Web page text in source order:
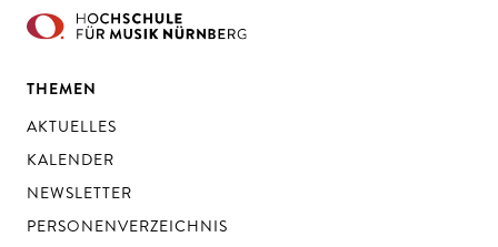
THEMEN
AKTUELLES
KALENDER
NEWSLETTER
PERSONENVERZEICHNIS